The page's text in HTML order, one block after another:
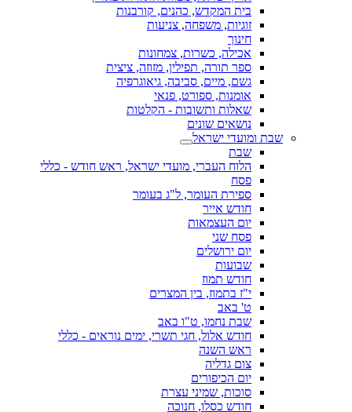
בית המקדש, כהנים, קורבנות
זוגיות, משפחה, צניעות
חינוך
אכילה, כשרות, צמחונות
ספר תורה, תפילין, מזוזה, ציצית
גשם, מיים, סביבה, גיאוגרפיה
אומנות, ספורט, פנאי
שאלות ותשובות - הקלטות
נושאים שונים
שבת ומועדי ישראל
שבת
הלוח העברי, מועדי ישראל, ראש חודש - כללי
פסח
ספירת העומר, ל"ג בעומר
חודש אייר
יום העצמאות
פסח שני
יום ירושלים
שבועות
חודש תמוז
י"ז בתמוז, בין המצרים
ט' באב
שבת נחמו, ט"ו באב
חודש אלול, חגי תשרי, ימים נוראים - כללי
ראש השנה
צום גדליה
יום הכיפורים
סוכות, שמיני עצרת
חודש כסלו, חנוכה